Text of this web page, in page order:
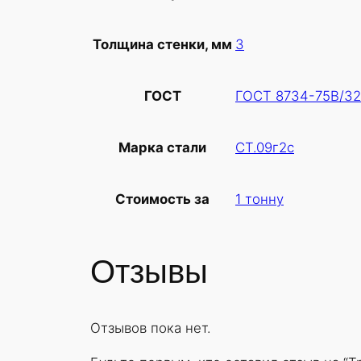
Толщина стенки, мм 3
ГОСТ ГОСТ 8734-75В/
Марка стали СТ.09г2с
Стоимость за 1 тонну
Отзывы
Отзывов пока нет.